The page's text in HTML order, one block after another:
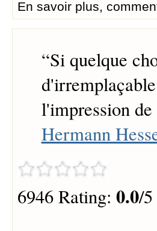
En savoir plus,
“Si quelque
l'impression
Hermann
6946 Rating: 0.0/5